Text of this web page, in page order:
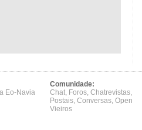
Eo-Navia
Comunidade:
Chat, Foros, Chatrevistas,
Postais, Conversas, Open
Vieiros